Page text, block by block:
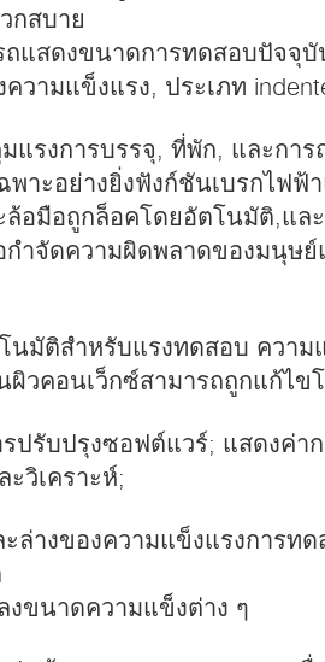
กสบาย
แสดงขนาดการทดสอบปัจจุบั
วามแข็งแรง, ประเภท
แรงการบรรจุ, ที่พัก, และการ
พาะอย่างยิ่งฟังก์ชันเบรกไฟฟ้
ล้อมือถูกล็อคโดยอัตโนมัติ,แล
าจัดความผิดพลาดของมนุษ
นมัติสําหรับแรงทดสอบ ควา
ผิวคอนเว็กซ์สามารถถูกแก้ไข
ปรับปรุงซอฟต์แวร์; แสดงค่า
ะวิเคราะห์;
ล่างของความแข็งแรงการท
งขนาดความแข็งต่าง ๆ